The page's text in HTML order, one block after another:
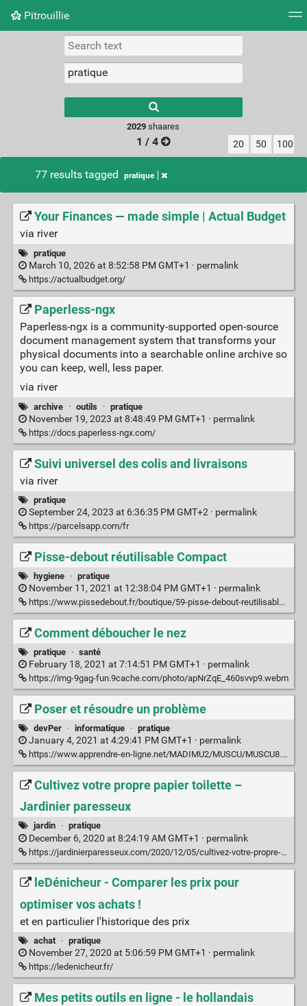
Pitrouillie
Daily
results.
2029 shaares
1 / 4 20 50 100
77 results tagged pratique
Your Finances — made simple | Actual Budget
via river
pratique
March 10, 2026 at 8:52:58 PM GMT+1 · permalink
https://actualbudget.org/
Paperless-ngx
Paperless-ngx is a community-supported open-source
document management system that transforms your
physical documents into a searchable online archive so
you can keep, well, less paper.
via river
archive · outils · pratique
November 19, 2023 at 8:48:49 PM GMT+1 · permalink
https://docs.paperless-ngx.com/
Suivi universel des colis and livraisons
via river
pratique
September 24, 2023 at 6:36:35 PM GMT+2 · permalink
https://parcelsapp.com/fr
Pisse-debout réutilisable Compact
hygiene · pratique
November 11, 2021 at 12:38:04 PM GMT+1 · permalink
https://www.pissedebout.fr/boutique/59-pisse-debout-reutilisable-compact-3770004985074.html
Comment déboucher le nez
pratique · santé
February 18, 2021 at 7:14:51 PM GMT+1 · permalink
https://img-9gag-fun.9cache.com/photo/apNrZqE_460svvp9.webm
Poser et résoudre un problème
devPer · informatique · pratique
January 4, 2021 at 4:29:41 PM GMT+1 · permalink
https://www.apprendre-en-ligne.net/MADIMU2/MUSCU/MUSCU8.PDF
Cultivez votre propre papier toilette –
Jardinier paresseux
jardin · pratique
December 6, 2020 at 8:24:19 AM GMT+1 · permalink
https://jardinierparesseux.com/2020/12/05/cultivez-votre-propre-papier-toilette/
leDénicheur - Comparer les prix pour
optimiser vos achats !
et en particulier l'historique des prix
achat · pratique
November 27, 2020 at 5:06:59 PM GMT+1 · permalink
https://ledenicheur.fr/
Mes petits outils en ligne - le hollandais